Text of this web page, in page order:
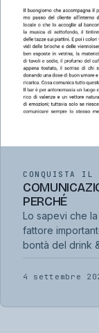
CONQUISTA IL
PERCHÉ
Lo sapevi che
fattore
bontà del drink
4 settembre